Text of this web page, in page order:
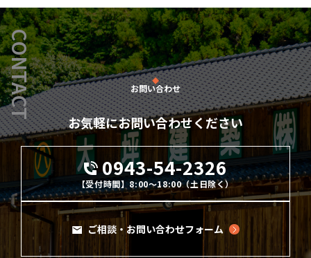
お問い合わせ
CONTACT
お気軽にお問い合わせください
0943-54-2326
【受付時間】8:00～18:00（土日除く）
ご相談・お問い合わせフォーム